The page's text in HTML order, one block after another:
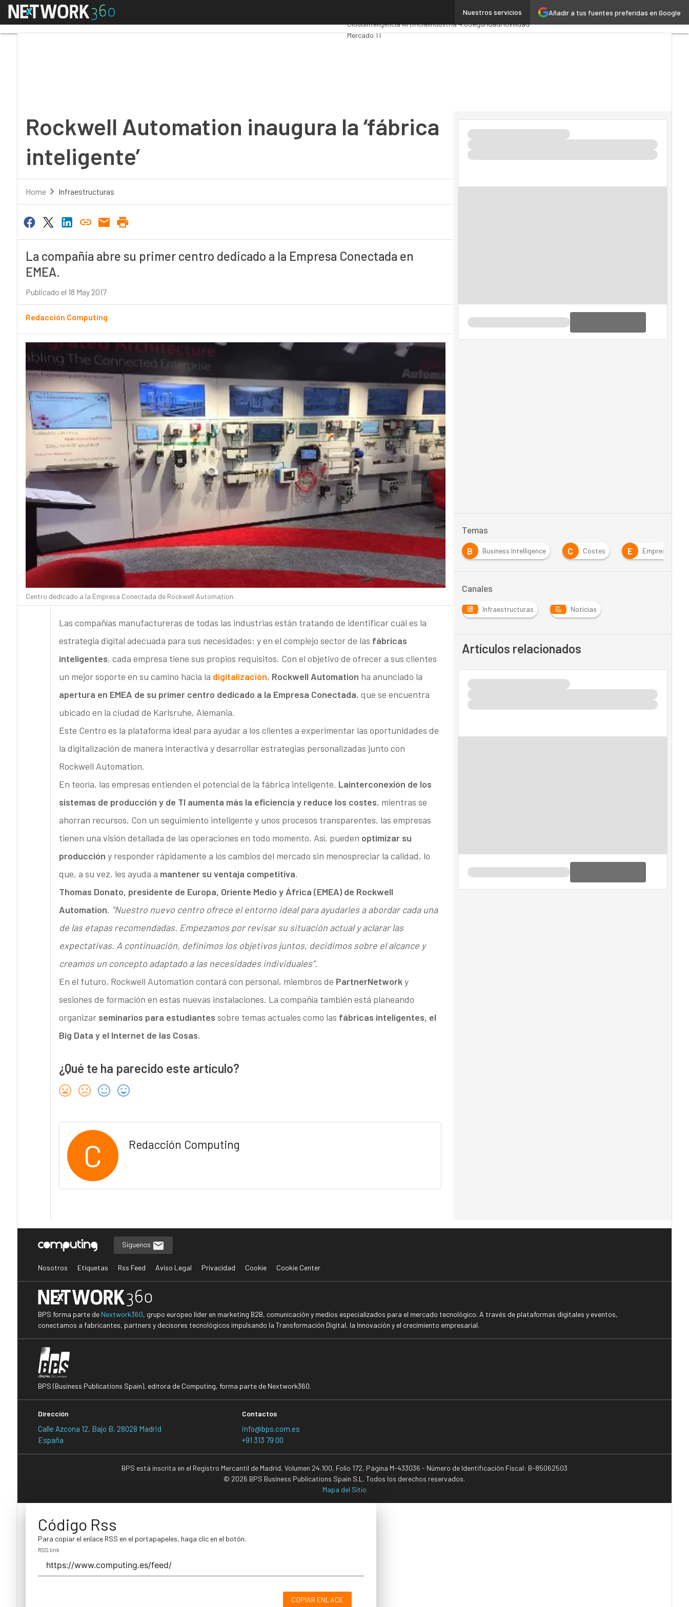
Añadir a tus fuentes preferidas en Google
Nuestros servicios
Menú Administración PúblicaMarTech
CloudInteligencia ArtificialIndustria 4.0SeguridadMovilidad
Mercado TI
Rockwell Automation inaugura la ‘fábrica
inteligente’
Home Infraestructuras
La compañía abre su primer centro dedicado a la Empresa Conectada en
EMEA.
Publicado el 18 May 2017
Redacción Computing
Centro dedicado a la Empresa Conectada de Rockwell Automation.
Las compañías manufactureras de todas las industrias están tratando de identificar cuál es la
estrategia digital adecuada para sus necesidades; y en el complejo sector de las fábricas
inteligentes, cada empresa tiene sus propios requisitos. Con el objetivo de ofrecer a sus clientes
un mejor soporte en su camino hacia la digitalización, Rockwell Automation ha anunciado la
apertura en EMEA de su primer centro dedicado a la Empresa Conectada, que se encuentra
ubicado en la ciudad de Karlsruhe, Alemania.
Este Centro es la plataforma ideal para ayudar a los clientes a experimentar las oportunidades de
la digitalización de manera interactiva y desarrollar estrategias personalizadas junto con
Rockwell Automation.
En teoría, las empresas entienden el potencial de la fábrica inteligente. Lainterconexión de los
sistemas de producción y de TI aumenta más la eficiencia y reduce los costes, mientras se
ahorran recursos. Con un seguimiento inteligente y unos procesos transparentes, las empresas
tienen una visión detallada de las operaciones en todo momento. Así, pueden optimizar su
producción y responder rápidamente a los cambios del mercado sin menospreciar la calidad, lo
que, a su vez, les ayuda a mantener su ventaja competitiva.
Thomas Donato, presidente de Europa, Oriente Medio y África (EMEA) de Rockwell
Automation. “Nuestro nuevo centro ofrece el entorno ideal para ayudarles a abordar cada una
de las etapas recomendadas. Empezamos por revisar su situación actual y aclarar las
expectativas. A continuación, definimos los objetivos juntos, decidimos sobre el alcance y
creamos un concepto adaptado a las necesidades individuales”.
En el futuro, Rockwell Automation contará con personal, miembros de PartnerNetworky
sesiones de formación en estas nuevas instalaciones. La compañía también está planeando
organizar seminarios para estudiantes sobre temas actuales como las fábricas inteligentes, el
Big Data y el Internet de las Cosas.
¿Qué te ha parecido este artículo?
C Redacción Computing
Temas
B Business Intelligence C Costes E Empresa
Canales
Infraestructuras Noticias
Artículos relacionados
Síguenos
Nosotros Etiquetas Rss Feed Aviso Legal Privacidad Cookie Cookie Center
BPS forma parte de Nextwork360, grupo europeo líder en marketing B2B, comunicación y medios especializados para el mercado tecnológico. A través de plataformas digitales y eventos,
conectamos a fabricantes, partners y decisores tecnológicos impulsando la Transformación Digital, la Innovación y el crecimiento empresarial.
BPS (Business Publications Spain), editora de Computing, forma parte de Nextwork360.
Dirección
Calle Azcona 12, Bajo B, 28028 Madrid
España
Contactos
info@bps.com.es
+91 313 79 00
BPS está inscrita en el Registro Mercantil de Madrid, Volumen 24.100, Folio 172, Página M-433036 - Número de Identificación Fiscal: B-85062503
© 2026 BPS Business Publications Spain S.L. Todos los derechos reservados.
Mapa del Sitio
Código Rss
Para copiar el enlace RSS en el portapapeles, haga clic en el botón.
RSS link
COPIAR ENLACE